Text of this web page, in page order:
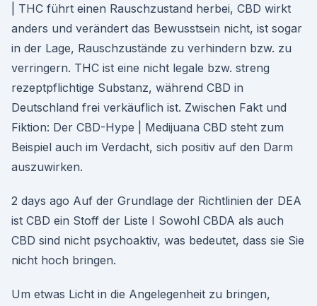
| THC führt einen Rauschzustand herbei, CBD wirkt
anders und verändert das Bewusstsein nicht, ist sogar
in der Lage, Rauschzustände zu verhindern bzw. zu
verringern. THC ist eine nicht legale bzw. streng
rezeptpflichtige Substanz, während CBD in
Deutschland frei verkäuflich ist. Zwischen Fakt und
Fiktion: Der CBD-Hype | Medijuana CBD steht zum
Beispiel auch im Verdacht, sich positiv auf den Darm
auszuwirken.
2 days ago Auf der Grundlage der Richtlinien der DEA
ist CBD ein Stoff der Liste I Sowohl CBDA als auch
CBD sind nicht psychoaktiv, was bedeutet, dass sie Sie
nicht hoch bringen.
Um etwas Licht in die Angelegenheit zu bringen,